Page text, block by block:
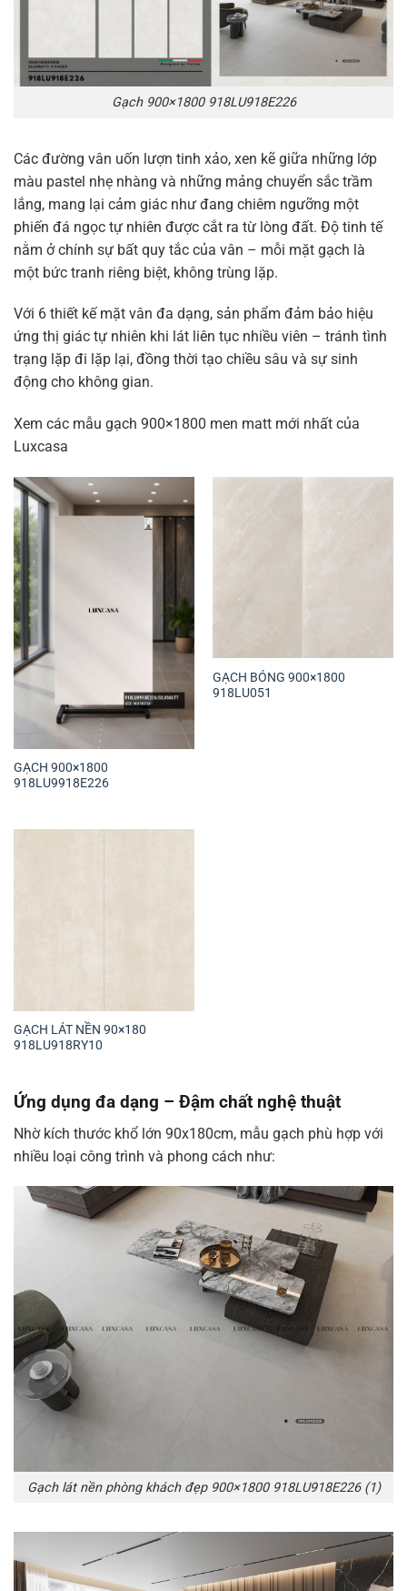
Gạch 900×1800 918LU918E226
Các đường vân uốn lượn tinh xảo, xen kẽ giữa những lớp
màu pastel nhẹ nhàng và những mảng chuyển sắc trầm
lắng, mang lại cảm giác như đang chiêm ngưỡng một
phiến đá ngọc tự nhiên được cắt ra từ lòng đất. Độ tinh tế
nằm ở chính sự bất quy tắc của vân – mỗi mặt gạch là
một bức tranh riêng biệt, không trùng lặp.
Với 6 thiết kế mặt vân đa dạng, sản phẩm đảm bảo hiệu
ứng thị giác tự nhiên khi lát liên tục nhiều viên – tránh tình
trạng lặp đi lặp lại, đồng thời tạo chiều sâu và sự sinh
động cho không gian.
Xem các mẫu gạch 900×1800 men matt mới nhất của
Luxcasa
GẠCH 900×1800
918LU9918E226
GẠCH BÓNG 900×1800
918LU051
GẠCH LÁT NỀN 90×180
918LU918RY10
Ứng dụng đa dạng – Đậm chất nghệ thuật
Nhờ kích thước khổ lớn 90x180cm, mẫu gạch phù hợp với
nhiều loại công trình và phong cách như:
Gạch lát nền phòng khách đẹp 900×1800 918LU918E226 (1)